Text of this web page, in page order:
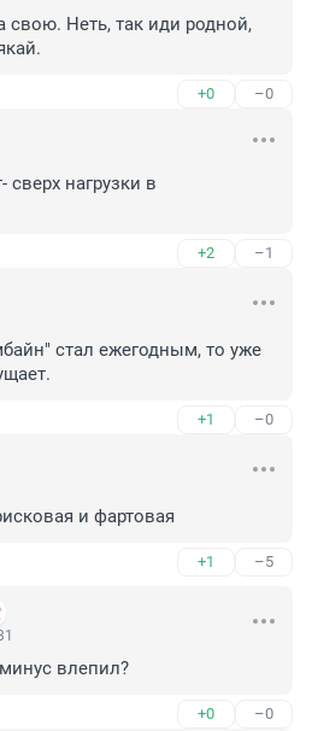
свою. Неть, так иди родной,
+0 –0
сверх нагрузки в
+2 –1
стал ежегодным, то уже
+1 –0
и фартовая
+1 –5
влепил?
+0 –0